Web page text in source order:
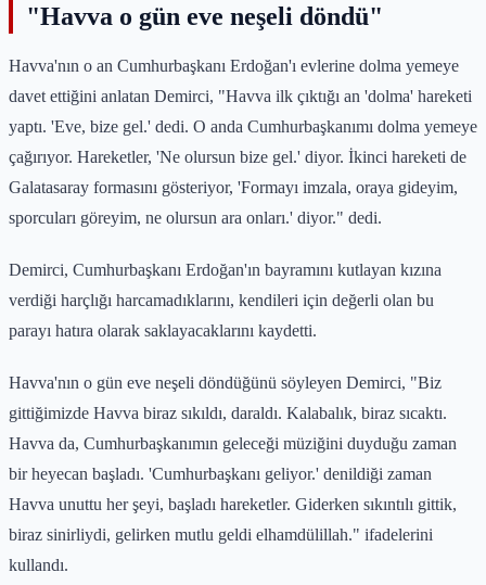
"Havva o gün eve neşeli döndü"
Havva'nın o an Cumhurbaşkanı Erdoğan'ı evlerine dolma yemeye
davet ettiğini anlatan Demirci, "Havva ilk çıktığı an 'dolma' hareketi
yaptı. 'Eve, bize gel.' dedi. O anda Cumhurbaşkanımı dolma yemeye
çağırıyor. Hareketler, 'Ne olursun bize gel.' diyor. İkinci hareketi de
Galatasaray formasını gösteriyor, 'Formayı imzala, oraya gideyim,
sporcuları göreyim, ne olursun ara onları.' diyor." dedi.
Demirci, Cumhurbaşkanı Erdoğan'ın bayramını kutlayan kızına
verdiği harçlığı harcamadıklarını, kendileri için değerli olan bu
parayı hatıra olarak saklayacaklarını kaydetti.
Havva'nın o gün eve neşeli döndüğünü söyleyen Demirci, "Biz
gittiğimizde Havva biraz sıkıldı, daraldı. Kalabalık, biraz sıcaktı.
Havva da, Cumhurbaşkanımın geleceği müziğini duyduğu zaman
bir heyecan başladı. 'Cumhurbaşkanı geliyor.' denildiği zaman
Havva unuttu her şeyi, başladı hareketler. Giderken sıkıntılı gittik,
biraz sinirliydi, gelirken mutlu geldi elhamdülillah." ifadelerini
kullandı.